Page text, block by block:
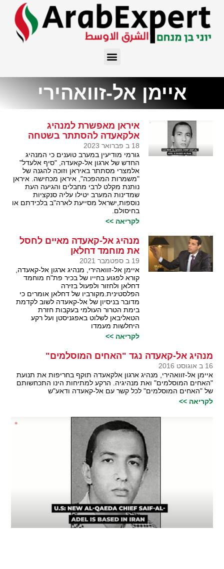
איימן אל-זוואהירי
איראן מאפשרת למנהיג
אלקאעדה להסתתר בשטחה
18 ב פברואר 2023
גורמי מודיעין במערב טוענים כי המנהיג
החדש של ארגון אל-קאעדה, "סיף אלעדל"
אלמצרי מסתתר באיראן וזוכה להגנה של
"משמרות המהפכה", איראן מכחישה. איראן
נותנת מקלט לרבי מחבלים והגיעה העת
שמדינות המערב יטילו עליה סנקציות
נוספות,ישראל מסייעת לארה"ב בלכידתם או
בחיסולם.
לקריאה >>
מנהיג אל-קאעדה מאיים לחסל
את מוחמד דחלאן
19 ב ספטמבר 2021
איימן אל-זוואהירי, מנהיג ארגון אל-קאעדה,
קורא לפגוע בחייו של בכיר פת"ח מוחמד
דחלאן ולחזור ולפעול בזירה
הפלסטינית.מקורביו של דחלאן אומרים כי
מדובר בניסיון של אל-קאעדה לשוב לקדמת
בימת הטרור העולמי בעקבות חזרת
הטאליבאן לשלוט באפגניסטן ועל רקע
היחלשות מעמדו
לקריאה >>
מנהיג אל-קאעדה נגד "האחים המוסלמים"
16 ב אוגוסט 2016
איימן אל-זוואהירי, מנהיג ארגון אלקאעדה תוקף בחריפות את תנועת
"האחים המוסלמים" ואת מנהיגיה. הרקע למתיחות הינו התכחשותם
של "האחים המוסלמים" לכל קשר עם אל-קאעדה ודאע"ש
לקריאה >>